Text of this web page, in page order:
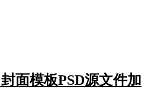
面模板PSD源文件加